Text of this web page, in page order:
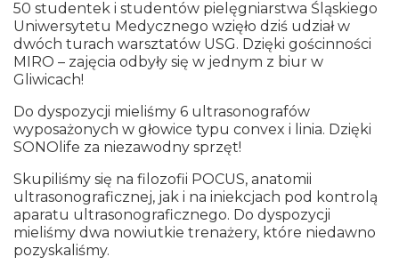
50 studentek i studentów pielęgniarstwa Śląskiego
Uniwersytetu Medycznego wzięło dziś udział w
dwóch turach warsztatów USG. Dzięki gościnności
MIRO – zajęcia odbyły się w jednym z biur w
Gliwicach!
Do dyspozycji mieliśmy 6 ultrasonografów
wyposażonych w głowice typu convex i linia. Dzięki
SONOlife za niezawodny sprzęt!
Skupiliśmy się na filozofii POCUS, anatomii
ultrasonograficznej, jak i na iniekcjach pod kontrolą
aparatu ultrasonograficznego. Do dyspozycji
mieliśmy dwa nowiutkie trenażery, które niedawno
pozyskaliśmy.